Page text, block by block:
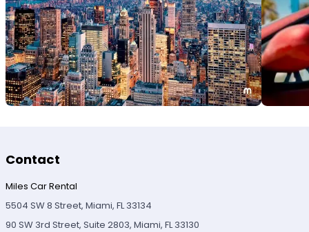
Contact
Miles Car Rental
5504 SW 8 Street, Miami, FL 33134
90 SW 3rd Street, Suite 2803, Miami, FL 33130